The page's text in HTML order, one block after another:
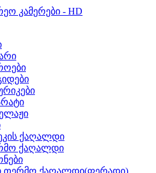
კამერები - HD
ქაღალდი
ქაღალდი
თერმო ქაღალდი(ფერადი)